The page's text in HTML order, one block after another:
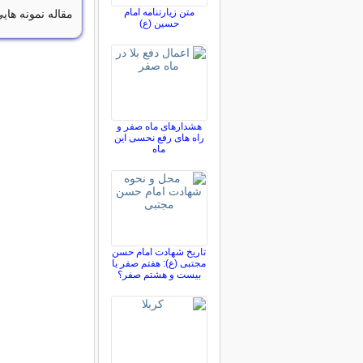
مقاله نمونه
متن زیارتنامه امام
حسین (ع)
هشدارهای ماه صفر و
راه های رفع نحسی این
ماه
تاریخ شهادت امام حسن
مجتبی (ع): هفتم صفر یا
بیست و هشتم صفر؟